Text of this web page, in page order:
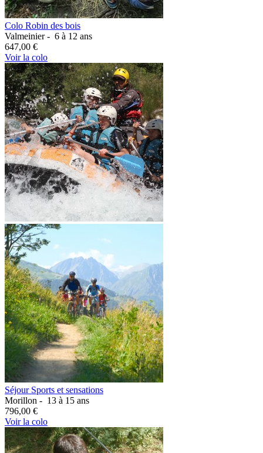
Colo Robin des bois
Valmeinier - 6 à 12 ans
647,00 €
Voir la colo
Séjour Sports et sensations
Morillon - 13 à 15 ans
796,00 €
Voir la colo